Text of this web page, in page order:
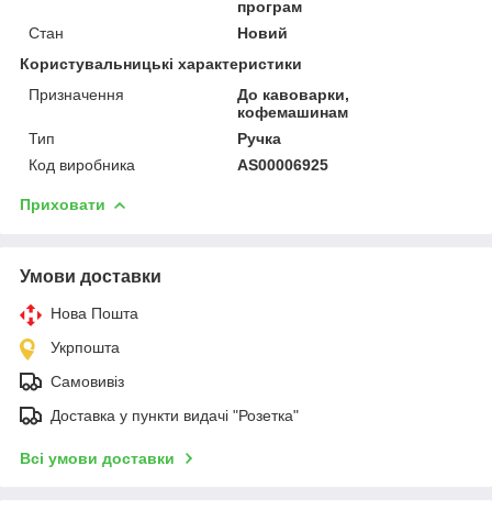
програм
Стан
Новий
Користувальницькі характеристики
Призначення
До кавоварки,
кофемашинам
Тип
Ручка
Код виробника
AS00006925
Приховати
Умови доставки
Нова Пошта
Укрпошта
Самовивіз
Доставка у пункти видачі "Розетка"
Всі умови доставки